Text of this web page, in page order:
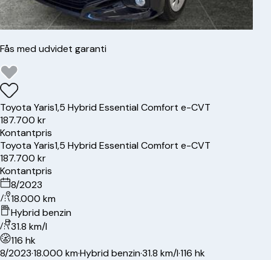
Fås med udvidet garanti
ToyotaYaris1,5 Hybrid Essential Comfort e-CVT
187.700 kr
Kontantpris
ToyotaYaris1,5 Hybrid Essential Comfort e-CVT
187.700 kr
Kontantpris
8/2023
18.000 km
Hybrid benzin
31.8 km/l
116 hk
8/2023·18.000 km·Hybrid benzin·31.8 km/l·116 hk